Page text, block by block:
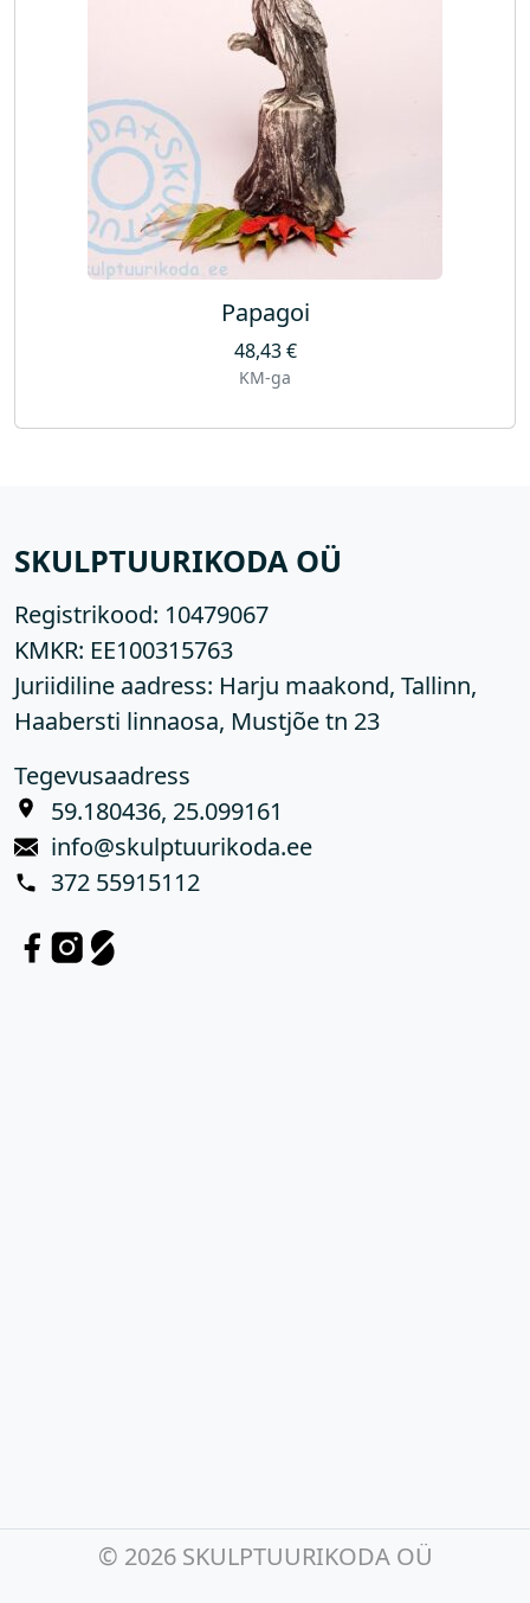
Papagoi
48,43€
KM-ga
SKULPTUURIKODA OÜ
Registrikood: 10479067
KMKR: EE100315763
Juriidiline aadress: Harju maakond, Tallinn,
Haabersti linnaosa, Mustjõe tn 23
Tegevusaadress
59.180436, 25.099161
info@skulptuurikoda.ee
372 55915112
© 2026 SKULPTUURIKODA OÜ